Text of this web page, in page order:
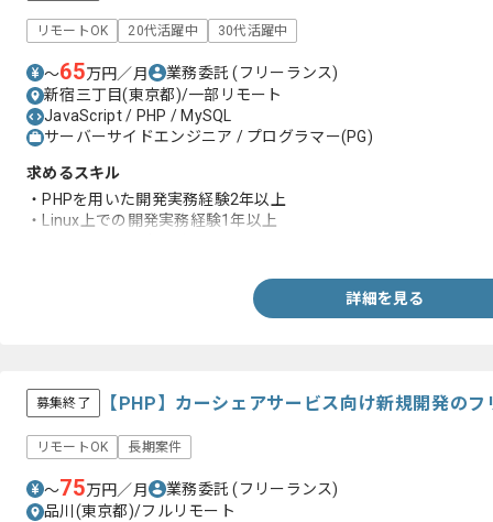
リモートOK 20代活躍中 30代活躍中
〜65万円／月 業務委託(フリーランス)
新宿三丁目(東京都)/一部リモート
JavaScript / PHP / MySQL
サーバーサイドエンジニア / プログラマー(PG)
求めるスキル
・PHPを用いた開発実務経験2年以上
・Linux上での開発実務経験1年以上
詳細を見る
募集終了 【PHP】カーシェアサービス向け新規開発の
リモートOK 長期案件
〜75万円／月 業務委託(フリーランス)
品川(東京都)/フルリモート